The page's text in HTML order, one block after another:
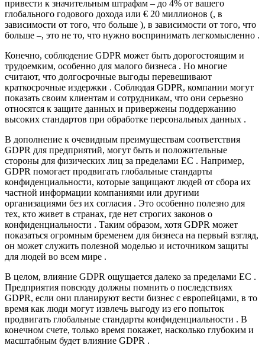
привести к значительным штрафам – до 4% от вашего
глобального годового дохода или € 20 миллионов (, в
зависимости от того, что больше ), в зависимости от того, что
больше –, это не то, что нужно воспринимать легкомысленно .
Конечно, соблюдение GDPR может быть дорогостоящим и
трудоемким, особенно для малого бизнеса . Но многие
считают, что долгосрочные выгоды перевешивают
краткосрочные издержки . Соблюдая GDPR, компании могут
показать своим клиентам и сотрудникам, что они серьезно
относятся к защите данных и привержены поддержанию
высоких стандартов при обработке персональных данных .
В дополнение к очевидным преимуществам соответствия
GDPR для предприятий, могут быть и положительные
стороны для физических лиц за пределами ЕС . Например,
GDPR помогает продвигать глобальные стандарты
конфиденциальности, которые защищают людей от сбора их
частной информации компаниями или другими
организациями без их согласия . Это особенно полезно для
тех, кто живет в странах, где нет строгих законов о
конфиденциальности . Таким образом, хотя GDPR может
показаться огромным бременем для бизнеса на первый взгляд,
он может служить полезной моделью и источником защиты
для людей во всем мире .
В целом, влияние GDPR ощущается далеко за пределами ЕС .
Предприятия повсюду должны помнить о последствиях
GDPR, если они планируют вести бизнес с европейцами, в то
время как люди могут извлечь выгоду из его попыток
продвигать глобальные стандарты конфиденциальности . В
конечном счете, только время покажет, насколько глубоким и
масштабным будет влияние GDPR .